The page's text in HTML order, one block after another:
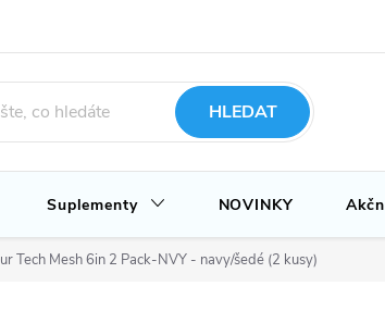
HLEDAT
Suplementy NOVINKY
Tech Mesh 6in 2 Pack-NVY - navy/šedé (2 kusy)